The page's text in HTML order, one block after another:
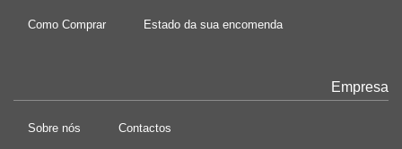
Como Comprar Estado da sua encomenda
Empresa
Sobre nós Contactos